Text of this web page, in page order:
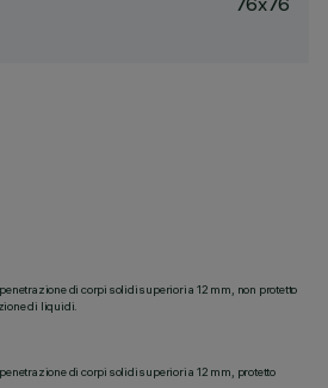
di corpi solidi superiori a 12 mm, non protetto
di liquidi.
di corpi solidi superiori a 12 mm, protetto